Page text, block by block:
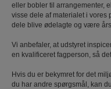
eller bobler til arrangementer,
visse dele af materialet i vores
dele blive ødelagte og være
Vi anbefaler, at udstyret
en kvalificeret fagperson, så
Hvis du er bekymret for det
du har andre spørgsmål, kan